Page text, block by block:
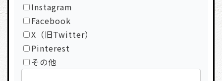
Instagram
Facebook
X（旧Twitter）
Pinterest
その他